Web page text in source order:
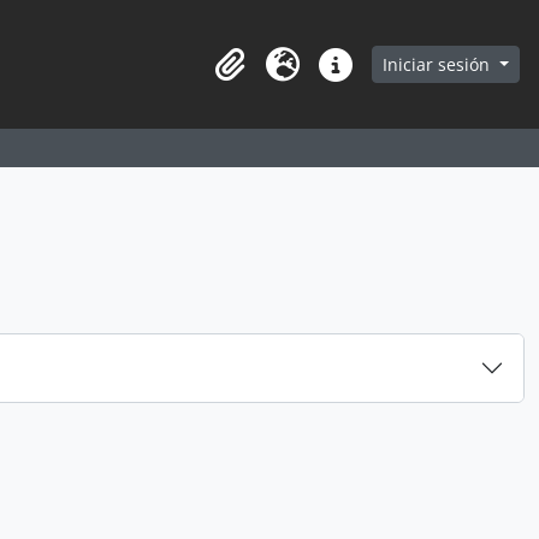
in browse page
Portapapeles
Idioma Enlaces rápidos
Iniciar sesión